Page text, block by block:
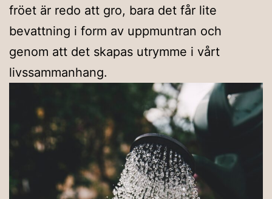
fröet är redo att gro, bara det får lite
bevattning i form av uppmuntran och
genom att det skapas utrymme i vårt
livssammanhang.